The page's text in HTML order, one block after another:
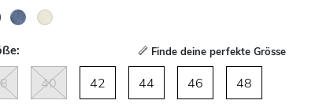
Finde deine perfekte Grösse
40 42 44 46 48